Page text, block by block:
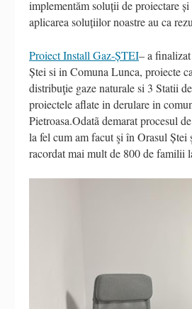
implementăm soluții de proiectare
aplicarea soluțiilor noastre au ca
Proiect Install Gaz-ȘTEI– a
Ștei si in Comuna Lunca, proiecte
distribuţie gaze naturale si 3 Statii
proiectele aflate in derulare in
Pietroasa.Odatã demarat procesul
la fel cum am facut şi în Orasul
racordat mai mult de 800 de familii